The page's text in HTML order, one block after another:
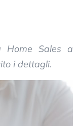
Home Sales a
i dettagli.